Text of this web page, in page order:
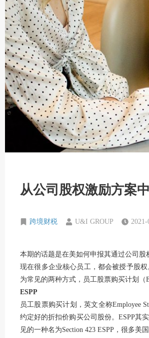
从公司股权激励方案
跨境财税 U&I GROUP 2021-
本期的话题是在美如何申报其通过公司股
现在很多企业核心员工，都会被授予股
为常见的两种方式，员工股票购买计划（
ESPP
员工股票购买计划，英文全称Employee
约定好的折扣价购买公司股份。ESPP其
见的一种名为Section 423 ESPP，很多美